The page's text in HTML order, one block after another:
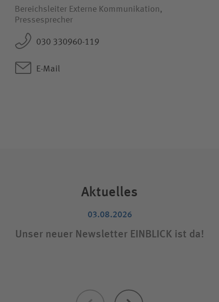
Bereichsleiter Externe Kommunikation,
Pressesprecher
030 330960-119
E-Mail
Aktuelles
03.08.2026
Unser neuer Newsletter EINBLICK ist da!
Zurück Weiter